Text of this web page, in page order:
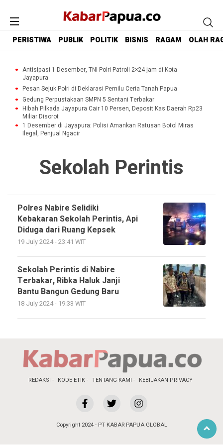
PERISTIWA PUBLIK POLITIK BISNIS RAGAM OLAH
Antisipasi 1 Desember, TNI Polri Patroli 2×24 jam di Kota
Jayapura
Pesan Sejuk Polri di Deklarasi Pemilu Ceria Tanah Papua
Gedung Perpustakaan SMPN 5 Sentani Terbakar
Hibah Pilkada Jayapura Cair 10 Persen, Deposit Kas Daerah Rp23
Miliar Disorot
1 Desember di Jayapura: Polisi Amankan Ratusan Botol Miras
Ilegal, Penjual Ngacir
Sekolah Perintis
Polres Nabire Selidiki
Kebakaran Sekolah Perintis, Api
Diduga dari Ruang Kepsek
19 July 2024 - 23:41 WIT
Sekolah Perintis di Nabire
Terbakar, Ribka Haluk Janji
Bantu Bangun Gedung Baru
18 July 2024 - 19:33 WIT
REDAKSI KODE ETIK TENTANG KAMI KEBIJAKAN PRIVACY
Copyright 2024 - PT KABAR PAPUA GLOBAL